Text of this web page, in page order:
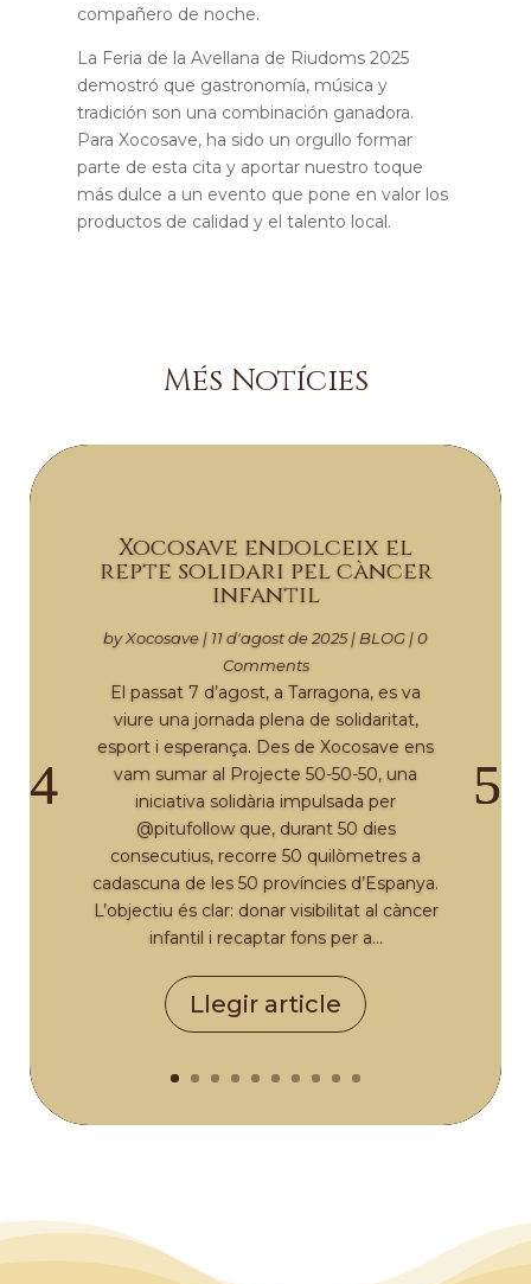
compañero de noche.
La Feria de la Avellana de Riudoms 2025
demostró que gastronomía, música y
tradición son una combinación ganadora.
Para Xocosave, ha sido un orgullo formar
parte de esta cita y aportar nuestro toque
más dulce a un evento que pone en valor los
productos de calidad y el talento local.
Més Notícies
Xocosave endolceix el
repte solidari pel càncer
infantil
byXocosave | 11 d'agost de 2025| BLOG | 0
Comments
El passat 7 d’agost, a Tarragona, es va
viure una jornada plena de solidaritat,
esport i esperança. Des de Xocosave ens
vam sumar al Projecte 50-50-50, una
iniciativa solidària impulsada per
@pitufollow que, durant 50 dies
consecutius, recorre 50 quilòmetres a
cadascuna de les 50 províncies d’Espanya.
L’objectiu és clar: donar visibilitat al càncer
infantil i recaptar fons per a...
Llegir article